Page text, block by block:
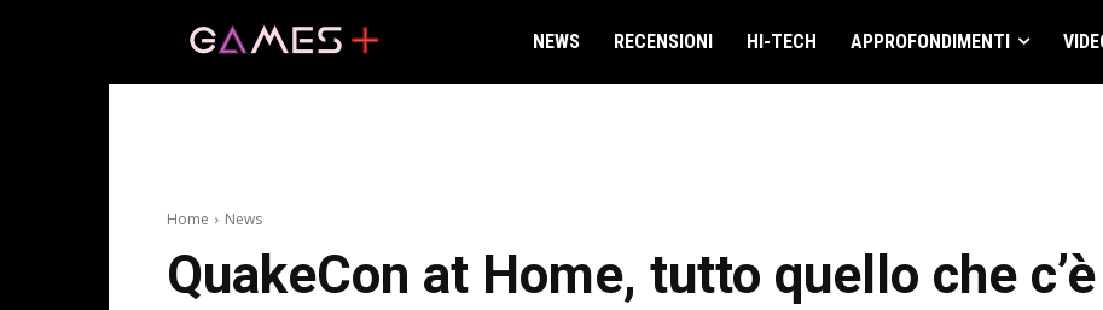
NEWS RECENSIONI HI-TECH APPROFONDIMENTI
Home News
QuakeCon at Home, tutto quello che